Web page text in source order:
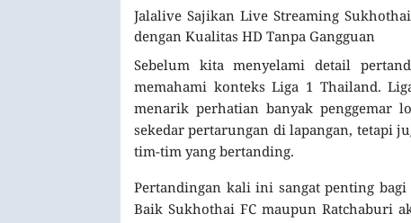
Jalalive Sajikan Live Streaming
dengan Kualitas HD Tanpa Gangguan
Sebelum kita menyelami detail
memahami konteks Liga 1 Thailand.
menarik perhatian banyak penggemar
sekedar pertarungan di lapangan, tetapi
tim-tim yang bertanding.
Pertandingan kali ini sangat penting
Baik Sukhothai FC maupun Ratchaburi